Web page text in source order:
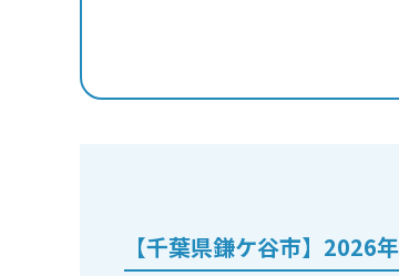
【千葉県鎌ケ谷市】2026